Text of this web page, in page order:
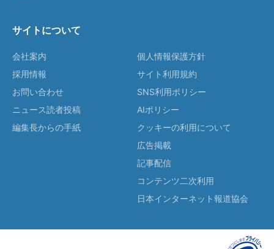
サイトについて
会社案内
採用情報
お問い合わせ
ニュース読者投稿
編集長からの手紙
個人情報保護方針
サイト利用規約
SNS利用ポリシー
AIポリシー
クッキーの利用について
広告掲載
記事配信
コンテンツ二次利用
日本インターネット報道協会